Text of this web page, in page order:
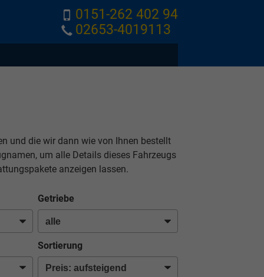
0151-262 402 94
02653-4019113
und die wir dann wie von Ihnen bestellt
um alle Details dieses Fahrzeugs
anzeigen lassen.
Getriebe
Sortierung